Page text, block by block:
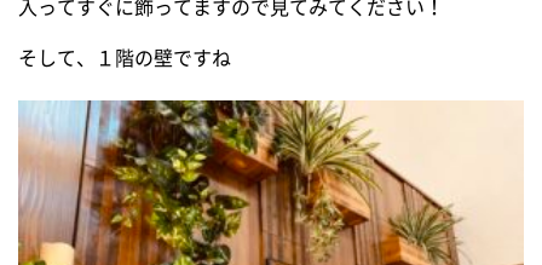
そして、１階の壁ですね